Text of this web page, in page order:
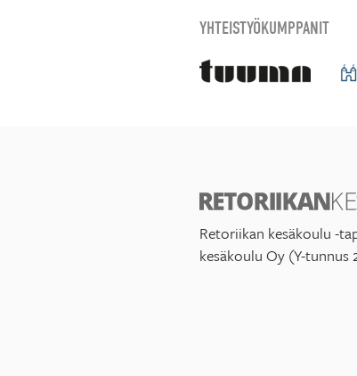
YHTEISTYÖKUMPPANIT
Retoriikan kesäkoulu -
kesäkoulu Oy (Y-tunnus